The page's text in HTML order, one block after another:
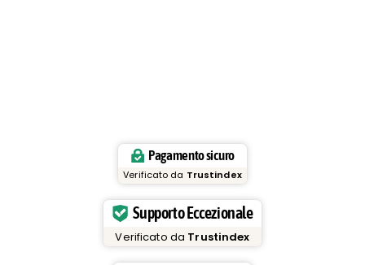
Pagamento sicuro
Verificato da Trustindex
Supporto Eccezionale
Verificato da Trustindex